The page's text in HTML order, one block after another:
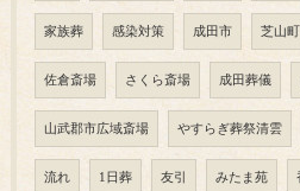
家族葬 感染対策 成田市 芝山町
佐倉斎場 さくら斎場 成田葬儀
山武郡市広域斎場 やすらぎ葬祭清雲
流れ 1日葬 友引 みたま苑